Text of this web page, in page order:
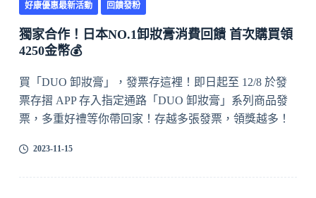
好康優惠最新活動 回饋發粉
獨家合作！日本NO.1卸妝膏消費回饋 首次購買領
4250金幣💰
買「DUO 卸妝膏」，發票存這裡！即日起至 12/8 於發
票存摺 APP 存入指定通路「DUO 卸妝膏」系列商品發
票，多重好禮等你帶回家！存越多張發票，領獎越多！
2023-11-15